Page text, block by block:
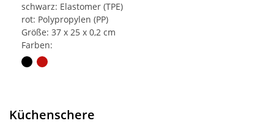
schwarz: Elastomer (TPE)
rot: Polypropylen (PP)
Größe: 37 x 25 x 0,2 cm
Farben:
Küchenschere